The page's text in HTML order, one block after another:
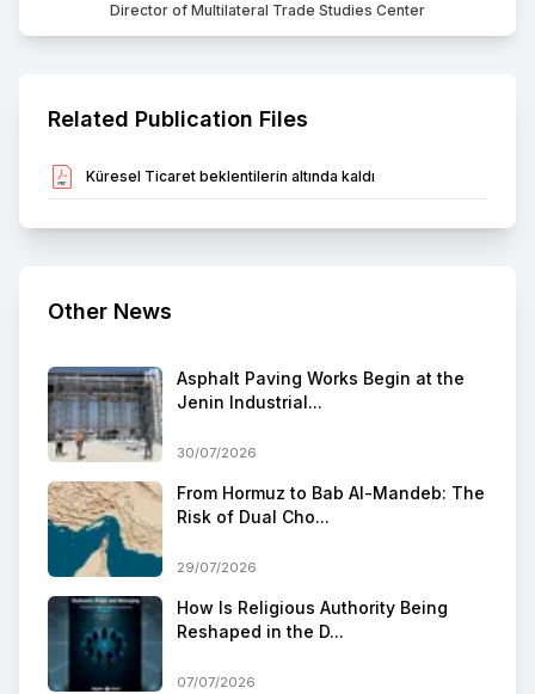
Director of Multilateral Trade Studies Center
Related Publication Files
Küresel Ticaret beklentilerin altında kaldı
Other News
Asphalt Paving Works Begin at the
Jenin Industrial...
30/07/2026
From Hormuz to Bab Al-Mandeb: The
Risk of Dual Cho...
29/07/2026
How Is Religious Authority Being
Reshaped in the D...
07/07/2026